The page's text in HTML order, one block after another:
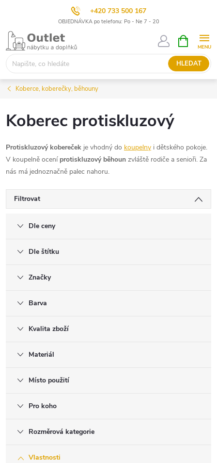
+420 733 500 167
OBJEDNÁVKA po telefonu: Po - Ne 7 - 20
Přejít
obsah
HLEDAT
NÁKUPNÍ
KOŠÍK
Koberce, koberečky, běhouny
Koberec protiskluzový
Protiskluzový kobereček je vhodný do koupelny i dětského pokoje.
V koupelně ocení protiskluzový běhoun zvláště rodiče a senioři. Za
nás má jednoznačně palec nahoru.
Filtrovat
Dle ceny
Dle štítku
Značky
Barva
Kvalita zboží
Materiál
Místo použití
Pro koho
Rozměrová kategorie
Vlastnosti